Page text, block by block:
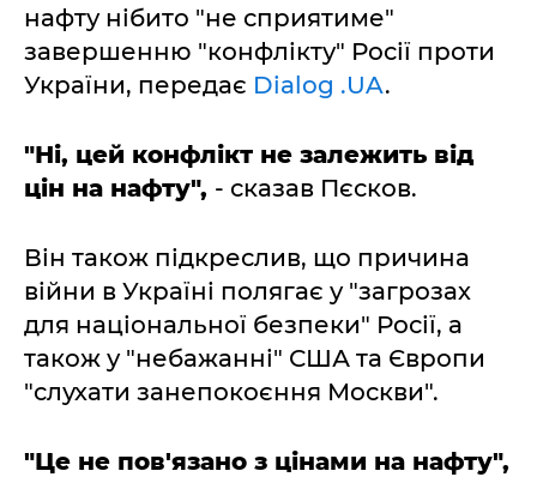
нафту нібито "не сприятиме"
завершенню "конфлікту" Росії проти
України, передає Dialog .UA.
"Ні, цей конфлікт не залежить від
цін на нафту", - сказав Пєсков.
Він також підкреслив, що причина
війни в Україні полягає у "загрозах
для національної безпеки" Росії, а
також у "небажанні" США та Європи
"слухати занепокоєння Москви".
"Це не пов'язано з цінами на нафту",